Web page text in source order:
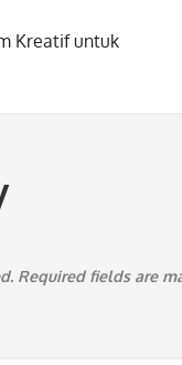
Kreatif untuk
Required fields are